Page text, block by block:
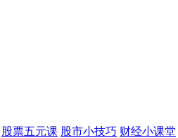
股票五元课 股市小技巧 财经小课堂